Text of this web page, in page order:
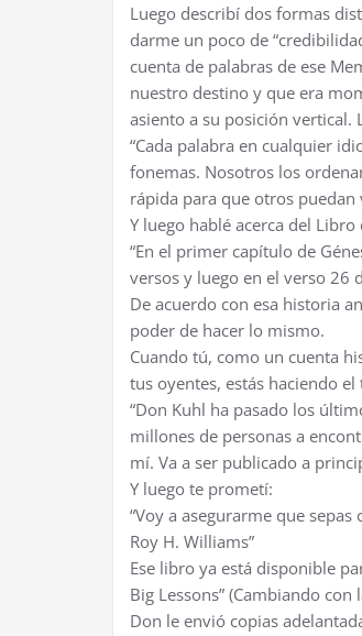
Luego describí dos formas
darme un poco de
cuenta de palabras de ese
nuestro destino y que era
asiento a su posición vertical.
“Cada palabra en cualquier
fonemas. Nosotros los
rápida para que otros puedan
Y luego hablé acerca del Libro
“En el primer capítulo de
versos y luego en el verso 26
De acuerdo con esa historia
poder de hacer lo mismo.
Cuando tú, como un cuenta
tus oyentes, estás haciendo el
“Don Kuhl ha pasado los
millones de personas a
mí. Va a ser publicado a
Y luego te prometí:
“Voy a asegurarme que
Roy H. Williams”
Ese libro ya está disponible
Big Lessons” (Cambiando
Don le envió copias